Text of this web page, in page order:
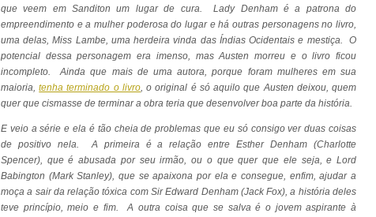
que veem em Sanditon um lugar de cura. Lady Denham é a patrona do
empreendimento e a mulher poderosa do lugar e há outras personagens no livro,
uma delas, Miss Lambe, uma herdeira vinda das Índias Ocidentais e mestiça. O
potencial dessa personagem era imenso, mas Austen morreu e o livro ficou
incompleto. Ainda que mais de uma autora, porque foram mulheres em sua
maioria,tenha terminado o livro, o original é só aquilo que Austen deixou, quem
quer que cismasse de terminar a obra teria que desenvolver boa parte da história.
E veio a série e ela é tão cheia de problemas que eu só consigo ver duas coisas
de positivo nela. A primeira é a relação entre Esther Denham (Charlotte
Spencer), que é abusada por seu irmão, ou o que quer que ele seja, e Lord
Babington (Mark Stanley), que se apaixona por ela e consegue, enfim, ajudar a
moça a sair da relação tóxica com Sir Edward Denham (Jack Fox), a história deles
teve princípio, meio e fim. A outra coisa que se salva é o jovem aspirante à